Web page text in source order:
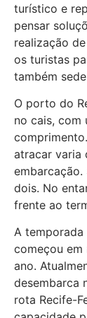
turístico e
pensar
realização
os turistas
também
O porto do
no cais, com
atracar varia
dois. No
frente ao
A temporada
começou
ano.
desembarca
rota Recife-